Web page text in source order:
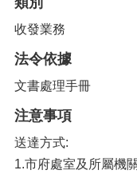
收發業務
法令依據
文書處理手冊
注意事項
送達方式:
1.市府處室及所屬機